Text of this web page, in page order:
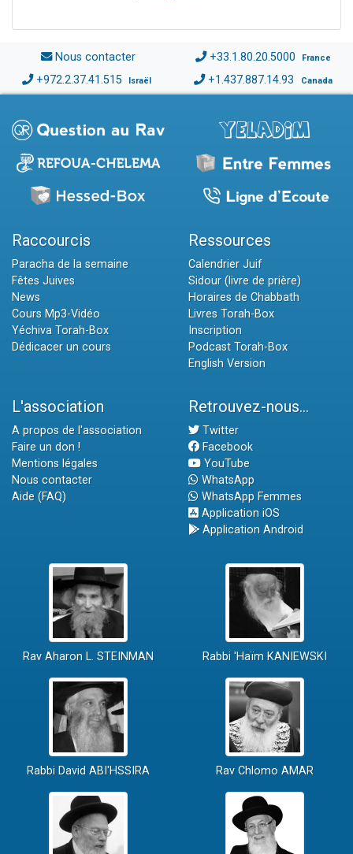
Nous contacter +33.1.80.20.5000 France
+972.2.37.41.515 Israël +1.437.887.14.93 Canada
Raccourcis
Paracha de la semaine
Fêtes Juives
News
Cours Mp3-Vidéo
Yéchiva Torah-Box
Dédicacer un cours
Ressources
Calendrier Juif
Sidour (livre de prière)
Horaires de Chabbath
Livres Torah-Box
Inscription
Podcast Torah-Box
English Version
L'association
A propos de l'association
Faire un don !
Mentions légales
Nous contacter
Aide (FAQ)
Retrouvez-nous...
Twitter
Facebook
YouTube
WhatsApp
WhatsApp Femmes
Application iOS
Application Android
Rav Aharon L. STEINMAN Rabbi 'Haïm KANIEWSKI
Rabbi David ABI'HSSIRA Rav Chlomo AMAR